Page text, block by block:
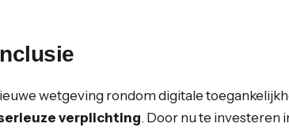
wetgeving rondom digitale
verplichting. Door nu te investeren